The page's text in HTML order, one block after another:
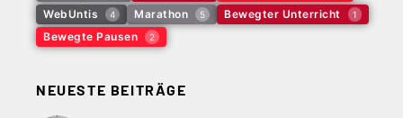
WebUntis 4 Marathon 5 Bewegter Unterricht 1
Bewegte Pausen 2
NEUESTE BEITRÄGE